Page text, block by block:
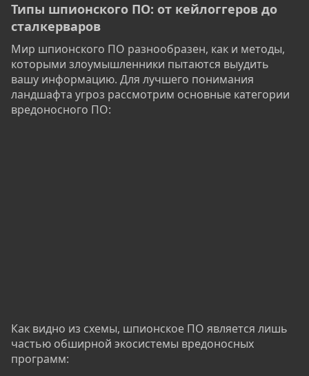
Типы шпионского ПО: от кейлоггеров до
сталкерваров​
Мир шпионского ПО разнообразен, как и методы,
которыми злоумышленники пытаются выудить
вашу информацию. Для лучшего понимания
ландшафта угроз рассмотрим основные категории
вредоносного ПО:
Как видно из схемы, шпионское ПО является лишь
частью обширной экосистемы вредоносных
программ: